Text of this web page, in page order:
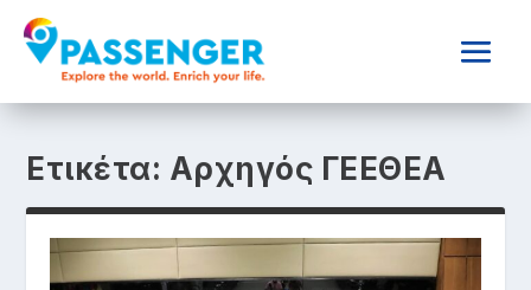
Ετικέτα: Αρχηγός ΓΕΕΘΕΑ